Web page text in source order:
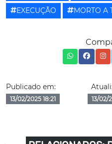
EXECUÇÃO
MORTO A
Publicado em:
13/02/2025 18:21 13/02/